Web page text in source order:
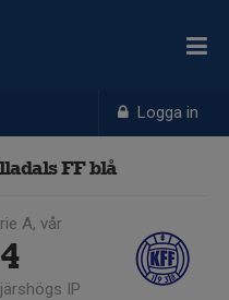
Logga in
FF blå
A, vår
IP